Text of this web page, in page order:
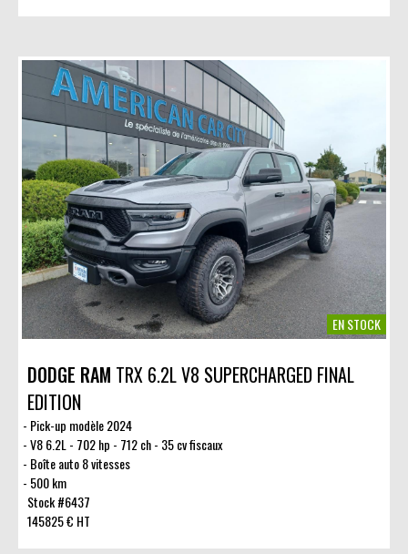
EN STOCK
DODGE RAM TRX 6.2L V8 SUPERCHARGED FINAL
EDITION
Pick-up modèle 2024
V8 6.2L - 702 hp - 712 ch - 35 cv fiscaux
Boîte auto 8 vitesses
500 km
Stock #6437
145825 € HT